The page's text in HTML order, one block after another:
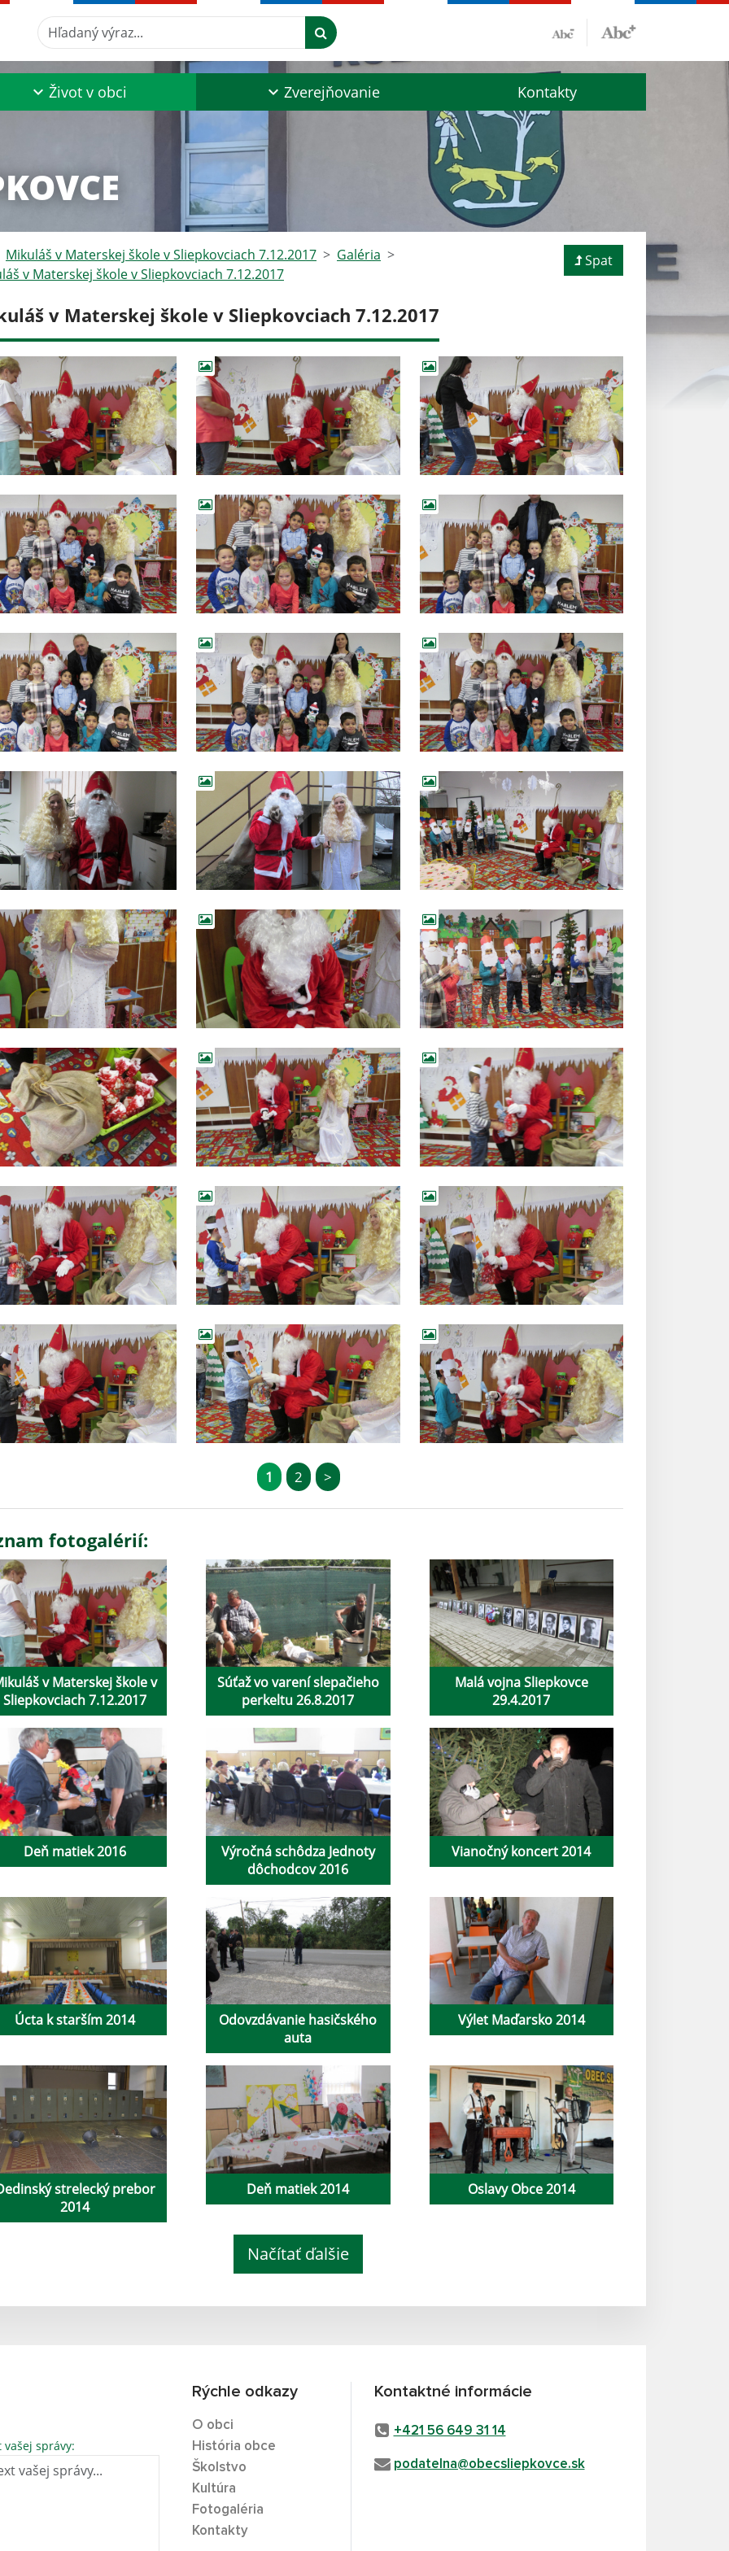
Hľadaný výraz...
Život v obci Zverejňovanie Kontakty
Mikuláš v Materskej škole v Sliepkovciach 7.12.2017
Galéria
v Materskej škole v Sliepkovciach 7.12.2017
Spat
v Materskej škole v Sliepkovciach 7.12.2017
1 2 >
fotogalérií:
v Materskej škole v
Sliepkovciach 7.12.2017
Súťaž vo varení slepačieho
perkeltu 26.8.2017
Malá vojna Sliepkovce
29.4.2017
Deň matiek 2016
Výročná schôdza Jednoty
dôchodcov 2016
Vianočný koncert 2014
Úcta k starším 2014
Odovzdávanie hasičského
auta
Výlet Maďarsko 2014
strelecký prebor
2014
Deň matiek 2014 Oslavy Obce 2014
Načítať ďalšie
vašej správy:
Rýchle odkazy
O obci
História obce
Školstvo
Kultúra
Fotogaléria
Kontakty
Kontaktné informácie
+421 56 649 31 14
podatelna@obecsliepkovce.sk